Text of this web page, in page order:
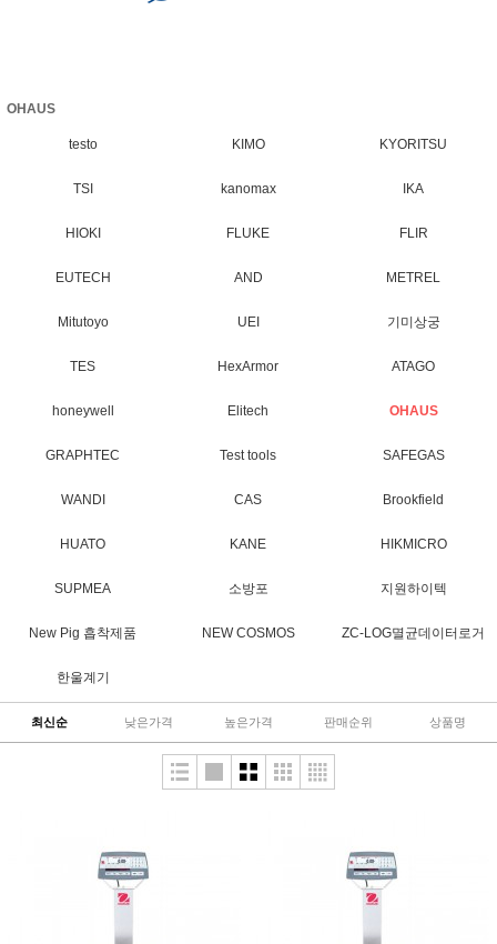
OHAUS
testo KIMO KYORITSU
TSI kanomax IKA
HIOKI FLUKE FLIR
EUTECH AND METREL
Mitutoyo UEI 기미상궁
TES HexArmor ATAGO
honeywell Elitech OHAUS
GRAPHTEC Test tools SAFEGAS
WANDI CAS Brookfield
HUATO KANE HIKMICRO
SUPMEA 소방포 지원하이텍
New Pig 흡착제품 NEW COSMOS ZC-LOG멸균데이터로거
한울계기
최신순 낮은가격 높은가격 판매순위 상품명